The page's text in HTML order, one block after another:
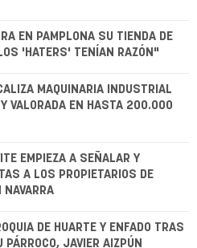
EN PAMPLONA SU TIENDA DE
'HATERS' TENÍAN RAZÓN"
MAQUINARIA INDUSTRIAL
Y VALORADA EN HASTA 200.000
EMPIEZA A SEÑALAR Y
A LOS PROPIETARIOS DE
NAVARRA
DE HUARTE Y ENFADO TRAS
JAVIER AIZPÚN